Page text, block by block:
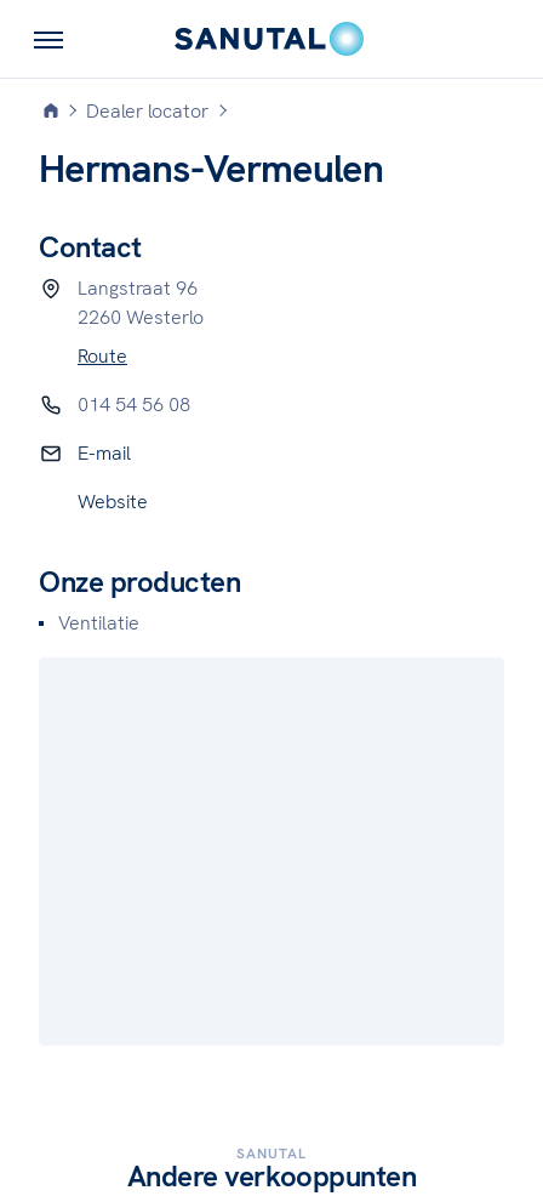
Dealer locator
Hermans-Vermeulen
Contact
Langstraat 96
2260 Westerlo
Route
014 54 56 08
E-mail
Website
Onze producten
Ventilatie
SANUTAL
Andere verkooppunten